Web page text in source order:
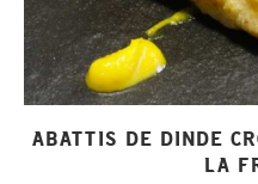
ABATTIS DE DINDE
LA